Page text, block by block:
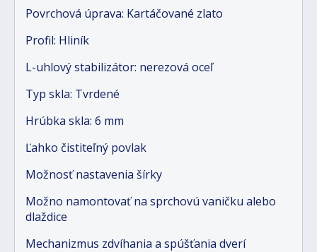
Povrchová úprava: Kartáčované zlato
Profil: Hliník
L-uhlový stabilizátor: nerezová oceľ
Typ skla: Tvrdené
Hrúbka skla: 6 mm
Ľahko čistiteľný povlak
Možnosť nastavenia šírky
Možno namontovať na sprchovú vaničku alebo
dlaždice
Mechanizmus zdvíhania a spúšťania dverí